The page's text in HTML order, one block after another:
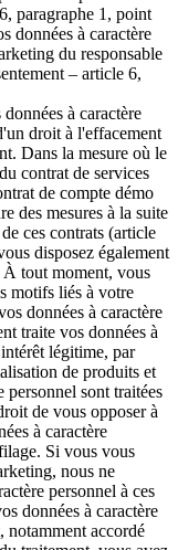
paragraphe 1, point
données à caractère
du responsable
– article 6,
à caractère
droit à l'effacement
Dans la mesure où le
contrat de services
de compte démo
des mesures à la suite
ces contrats (article
disposez également
tout moment, vous
motifs liés à votre
données à caractère
traite vos données à
légitime, par
de produits et
personnel sont traitées
de vous opposer à
à caractère
Si vous vous
nous ne
personnel à ces
données à caractère
notamment accordé